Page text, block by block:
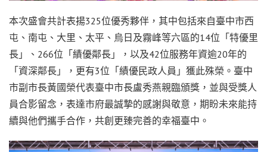
本次盛會共計表揚325位優秀夥伴，其中包括來自臺中市西
屯、南屯、大里、太平、烏日及霧峰等六區的14位「特優里
長」、266位「績優鄰長」，以及42位服務年資逾20年的
「資深鄰長」，更有3位「績優民政人員」獲此殊榮。臺中
市副市長黃國榮代表臺中市長盧秀燕親臨頒獎，並與受獎人
員合影留念，表達市府最誠摯的感謝與敬意，期盼未來能持
續與他們攜手合作，共創更臻完善的幸福臺中。